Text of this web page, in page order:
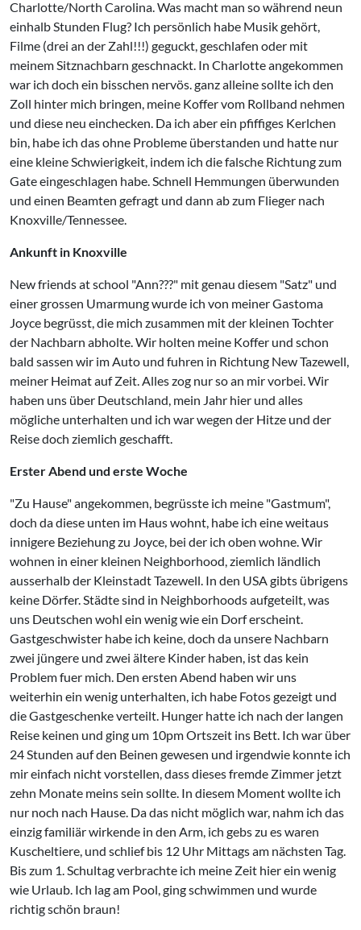
Charlotte/North Carolina. Was macht man so während neun
einhalb Stunden Flug? Ich persönlich habe Musik gehört,
Filme (drei an der Zahl!!!) geguckt, geschlafen oder mit
meinem Sitznachbarn geschnackt. In Charlotte angekommen
war ich doch ein bisschen nervös. ganz alleine sollte ich den
Zoll hinter mich bringen, meine Koffer vom Rollband nehmen
und diese neu einchecken. Da ich aber ein pfiffiges Kerlchen
bin, habe ich das ohne Probleme überstanden und hatte nur
eine kleine Schwierigkeit, indem ich die falsche Richtung zum
Gate eingeschlagen habe. Schnell Hemmungen überwunden
und einen Beamten gefragt und dann ab zum Flieger nach
Knoxville/Tennessee.
Ankunft in Knoxville
New friends at school "Ann???" mit genau diesem "Satz" und
einer grossen Umarmung wurde ich von meiner Gastoma
Joyce begrüsst, die mich zusammen mit der kleinen Tochter
der Nachbarn abholte. Wir holten meine Koffer und schon
bald sassen wir im Auto und fuhren in Richtung New Tazewell,
meiner Heimat auf Zeit. Alles zog nur so an mir vorbei. Wir
haben uns über Deutschland, mein Jahr hier und alles
mögliche unterhalten und ich war wegen der Hitze und der
Reise doch ziemlich geschafft.
Erster Abend und erste Woche
"Zu Hause" angekommen, begrüsste ich meine "Gastmum",
doch da diese unten im Haus wohnt, habe ich eine weitaus
innigere Beziehung zu Joyce, bei der ich oben wohne. Wir
wohnen in einer kleinen Neighborhood, ziemlich ländlich
ausserhalb der Kleinstadt Tazewell. In den USA gibts übrigens
keine Dörfer. Städte sind in Neighborhoods aufgeteilt, was
uns Deutschen wohl ein wenig wie ein Dorf erscheint.
Gastgeschwister habe ich keine, doch da unsere Nachbarn
zwei jüngere und zwei ältere Kinder haben, ist das kein
Problem fuer mich. Den ersten Abend haben wir uns
weiterhin ein wenig unterhalten, ich habe Fotos gezeigt und
die Gastgeschenke verteilt. Hunger hatte ich nach der langen
Reise keinen und ging um 10pm Ortszeit ins Bett. Ich war über
24 Stunden auf den Beinen gewesen und irgendwie konnte ich
mir einfach nicht vorstellen, dass dieses fremde Zimmer jetzt
zehn Monate meins sein sollte. In diesem Moment wollte ich
nur noch nach Hause. Da das nicht möglich war, nahm ich das
einzig familiär wirkende in den Arm, ich gebs zu es waren
Kuscheltiere, und schlief bis 12 Uhr Mittags am nächsten Tag.
Bis zum 1. Schultag verbrachte ich meine Zeit hier ein wenig
wie Urlaub. Ich lag am Pool, ging schwimmen und wurde
richtig schön braun!